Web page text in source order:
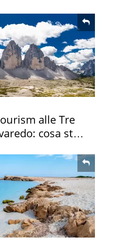
alle Tre
cosa sta